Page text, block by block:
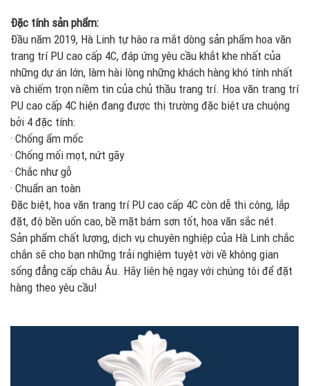
Đặc tính sản phẩm:
Đầu năm 2019, Hà Linh tự hào ra mắt dòng sản phẩm hoa văn
trang trí PU cao cấp 4C, đáp ứng yêu cầu khắt khe nhất của
những dự án lớn, làm hài lòng những khách hàng khó tính nhất
và chiếm trọn niềm tin của chủ thầu trang trí. Hoa văn trang trí
PU cao cấp 4C hiện đang được thị trường đặc biệt ưa chuộng
bởi 4 đặc tính:
· Chống ẩm mốc
· Chống mối mọt, nứt gãy
· Chắc như gỗ
· Chuẩn an toàn
Đặc biệt, hoa văn trang trí PU cao cấp 4C còn dễ thi công, lắp
đặt, độ bền uốn cao, bề mặt bám sơn tốt, hoa văn sắc nét.
Sản phẩm chất lượng, dịch vụ chuyên nghiệp của Hà Linh chắc
chắn sẽ cho bạn những trải nghiệm tuyệt vời về không gian
sống đẳng cấp châu Âu. Hãy liên hệ ngay với chúng tôi để đặt
hàng theo yêu cầu!